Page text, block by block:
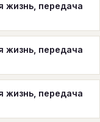
жизнь, передача
жизнь, передача
жизнь, передача